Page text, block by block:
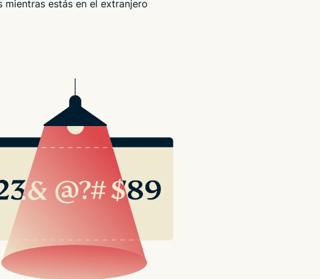
estás en el extranjero